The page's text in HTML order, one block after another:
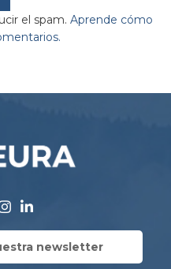
el spam. Aprende cómo
newsletter